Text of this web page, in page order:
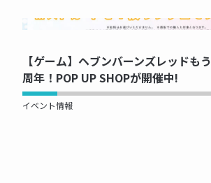
NOW PRINTING...
【ゲーム】ヘブンバーンズレッドも
周年！POP UP SHOPが開催中!
イベント情報